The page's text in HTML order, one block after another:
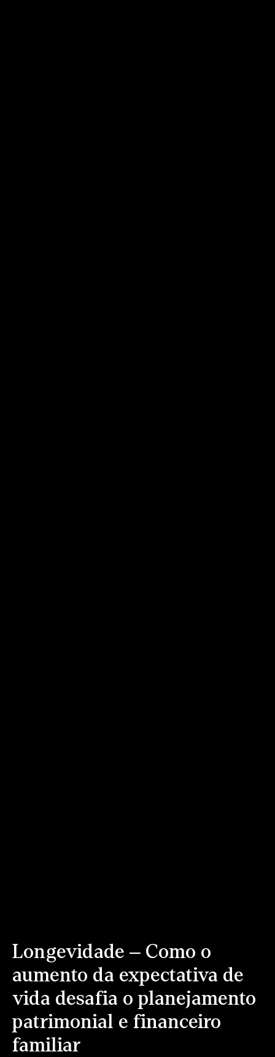
Longevidade – Como o
aumento da expectativa de
vida desafia o planejamento
patrimonial e financeiro
familiar